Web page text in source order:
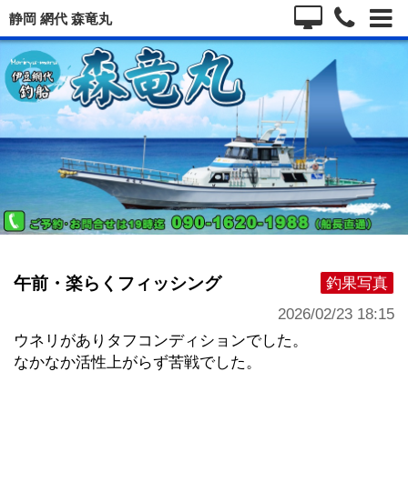
静岡 網代 森竜丸
釣果写真
午前・楽らくフィッシング
2026/02/23 18:15
ウネリがありタフコンディションでした。
なかなか活性上がらず苦戦でした。